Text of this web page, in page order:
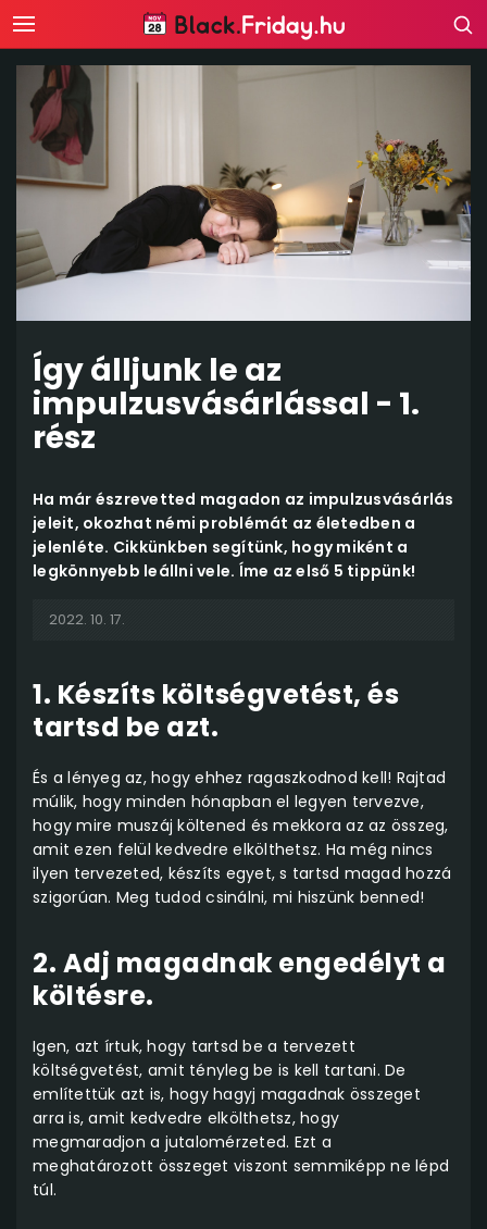
Így álljunk le az
impulzusvásárlással - 1.
rész
Ha már észrevetted magadon az impulzusvásárlás
jeleit, okozhat némi problémát az életedben a
jelenléte. Cikkünkben segítünk, hogy miként a
legkönnyebb leállni vele. Íme az első 5 tippünk!
2022. 10. 17.
1. Készíts költségvetést, és
tartsd be azt.
És a lényeg az, hogy ehhez ragaszkodnod kell! Rajtad
múlik, hogy minden hónapban el legyen tervezve,
hogy mire muszáj költened és mekkora az az összeg,
amit ezen felül kedvedre elkölthetsz. Ha még nincs
ilyen tervezeted, készíts egyet, s tartsd magad hozzá
szigorúan. Meg tudod csinálni, mi hiszünk benned!
2. Adj magadnak engedélyt a
költésre.
Igen, azt írtuk, hogy tartsd be a tervezett
költségvetést, amit tényleg be is kell tartani. De
említettük azt is, hogy hagyj magadnak összeget
arra is, amit kedvedre elkölthetsz, hogy
megmaradjon a jutalomérzeted. Ezt a
meghatározott összeget viszont semmiképp ne lépd
túl.